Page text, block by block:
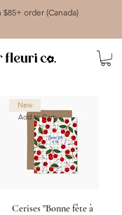
order (Canada)
Add to Cart
New
Cerises "Bonne fête à